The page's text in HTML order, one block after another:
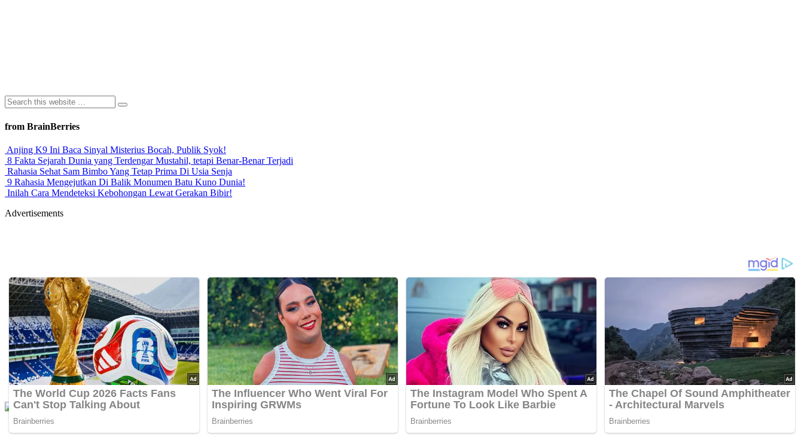
from BrainBerries
Anjing K9 Ini Baca Sinyal Misterius Bocah, Publik Syok!
8 Fakta Sejarah Dunia yang Terdengar Mustahil, tetapi Benar-Benar Terjadi
Rahasia Sehat Sam Bimbo Yang Tetap Prima Di Usia Senja
9 Rahasia Mengejutkan Di Balik Monumen Batu Kuno Dunia!
Inilah Cara Mendeteksi Kebohongan Lewat Gerakan Bibir!
Advertisements